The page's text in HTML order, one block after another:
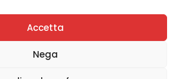
Accetta
Nega
di specialisti riguardo qualsiasi